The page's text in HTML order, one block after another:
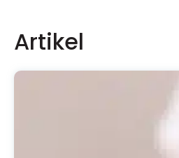
Artikel